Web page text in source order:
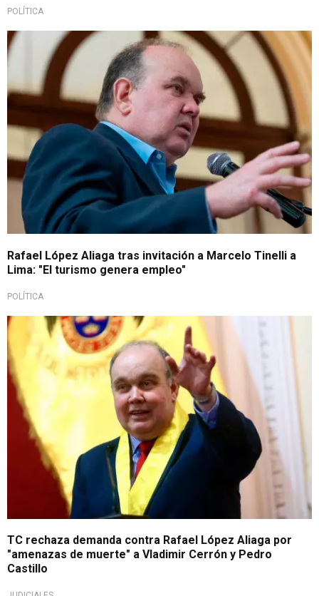
POLÍTICA
¡Respondió!
Rafael López Aliaga tras invitación a Marcelo Tinelli a
Lima: "El turismo genera empleo"
POLÍTICA
Declaró "improcedente"
TC rechaza demanda contra Rafael López Aliaga por
"amenazas de muerte" a Vladimir Cerrón y Pedro
Castillo